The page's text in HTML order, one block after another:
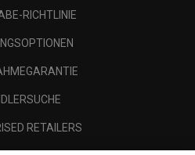
RICHTLINIE
RETAILERS